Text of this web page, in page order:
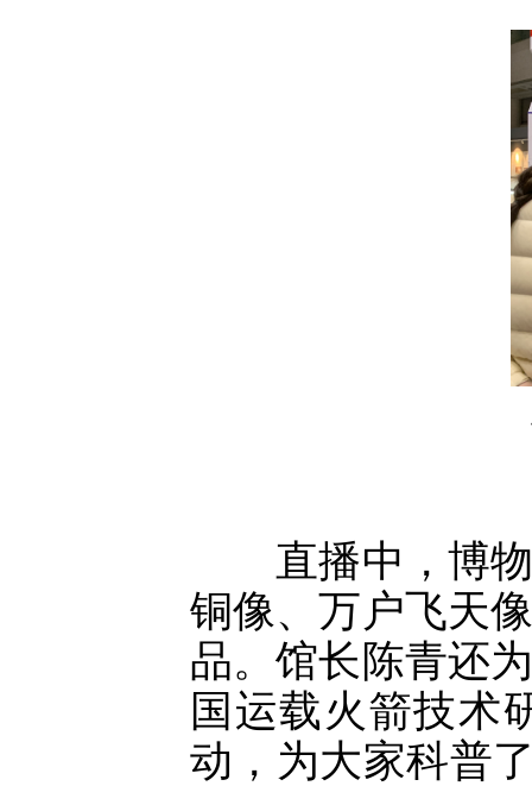
直播中，博物
铜像、万户飞天
品。馆长陈青还
国运载火箭技术
动，为大家科普